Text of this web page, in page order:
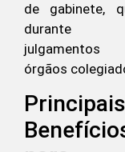
de gabinete,
durante
órgãos
Principais